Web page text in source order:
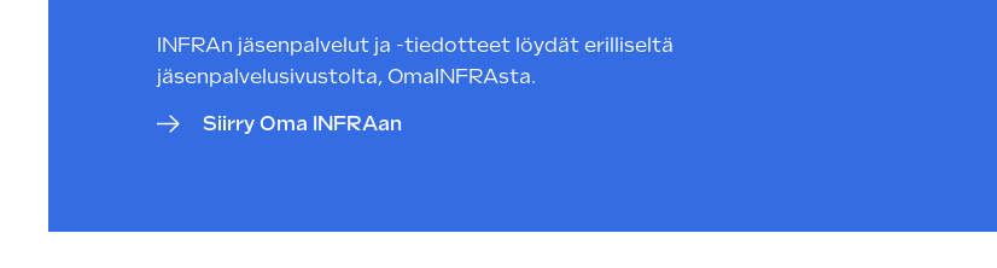
INFRAn jäsenpalvelut ja -tiedotteet löydät erilliseltä
jäsenpalvelusivustolta, OmaINFRAsta.
Siirry Oma INFRAan